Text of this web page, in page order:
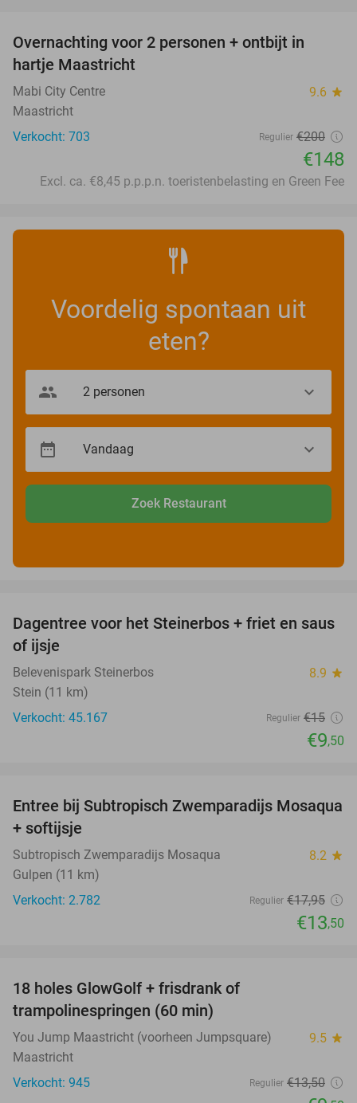
Overnachting voor 2 personen + ontbijt in
hartje Maastricht
Mabi City Centre 9.6 star
Maastricht
Verkocht: 703
Regulier €200
€148
Excl. ca. €8,45 p.p.p.n. toeristenbelasting en Green Fee
Voordelig spontaan uit
eten?
Zoek Restaurant
37%
Dagentree voor het Steinerbos + friet en saus
of ijsje
Belevenispark Steinerbos 8.9 star
Stein (11 km)
Verkocht: 45.167
Regulier €15
€9,50
25%
Entree bij Subtropisch Zwemparadijs Mosaqua
+ softijsje
Subtropisch Zwemparadijs Mosaqua 8.2 star
Gulpen (11 km)
Verkocht: 2.782
Regulier €17,95
€13,50
18 holes GlowGolf + frisdrank of
trampolinespringen (60 min)
You Jump Maastricht (voorheen Jumpsquare) 9.5 star
Maastricht
Verkocht: 945
Regulier €13,50